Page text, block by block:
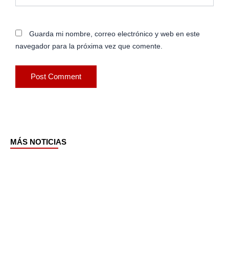
Guarda mi nombre, correo electrónico y web en este
navegador para la próxima vez que comente.
MÁS NOTICIAS